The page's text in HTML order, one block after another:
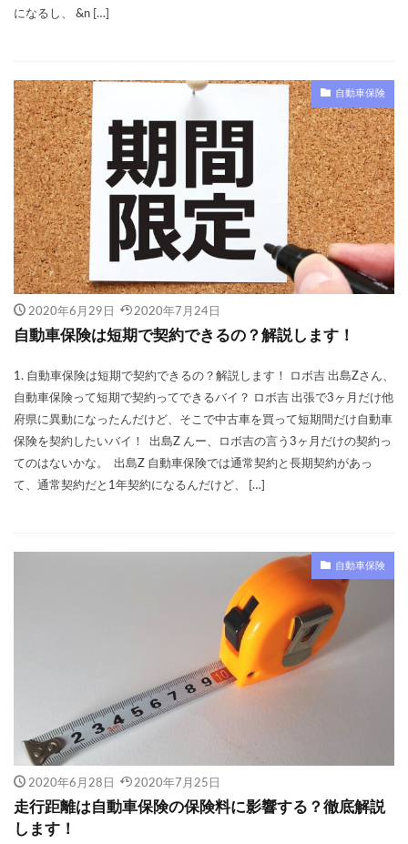
になるし、 &n […]
自動車保険
2020年6月29日 2020年7月24日
自動車保険は短期で契約できるの？解説します！
1. 自動車保険は短期で契約できるの？解説します！ ロボ吉 出島Zさん、
自動車保険って短期で契約ってできるバイ？ ロボ吉 出張で3ヶ月だけ他
府県に異動になったんだけど、そこで中古車を買って短期間だけ自動車
保険を契約したいバイ！ 出島Z んー、ロボ吉の言う3ヶ月だけの契約っ
てのはないかな。 出島Z 自動車保険では通常契約と長期契約があっ
て、通常契約だと1年契約になるんだけど、 […]
自動車保険
2020年6月28日 2020年7月25日
走行距離は自動車保険の保険料に影響する？徹底解説
します！
勘定科目 取り下げ 取り外し 受取人
口コミ 事故 ニュース まとめ
に必要なもの ネット ネット型保険会社
ネット自動車保険 はとバス プラン
プレゼント ブログ ポイント
ポイントサイト ホワイトアウト ホンダ
ランキング 乗り換え リセット 一番安い
一般 一覧 三井ダイレクト
三井ダイレクト損保 三井住友海上
検索